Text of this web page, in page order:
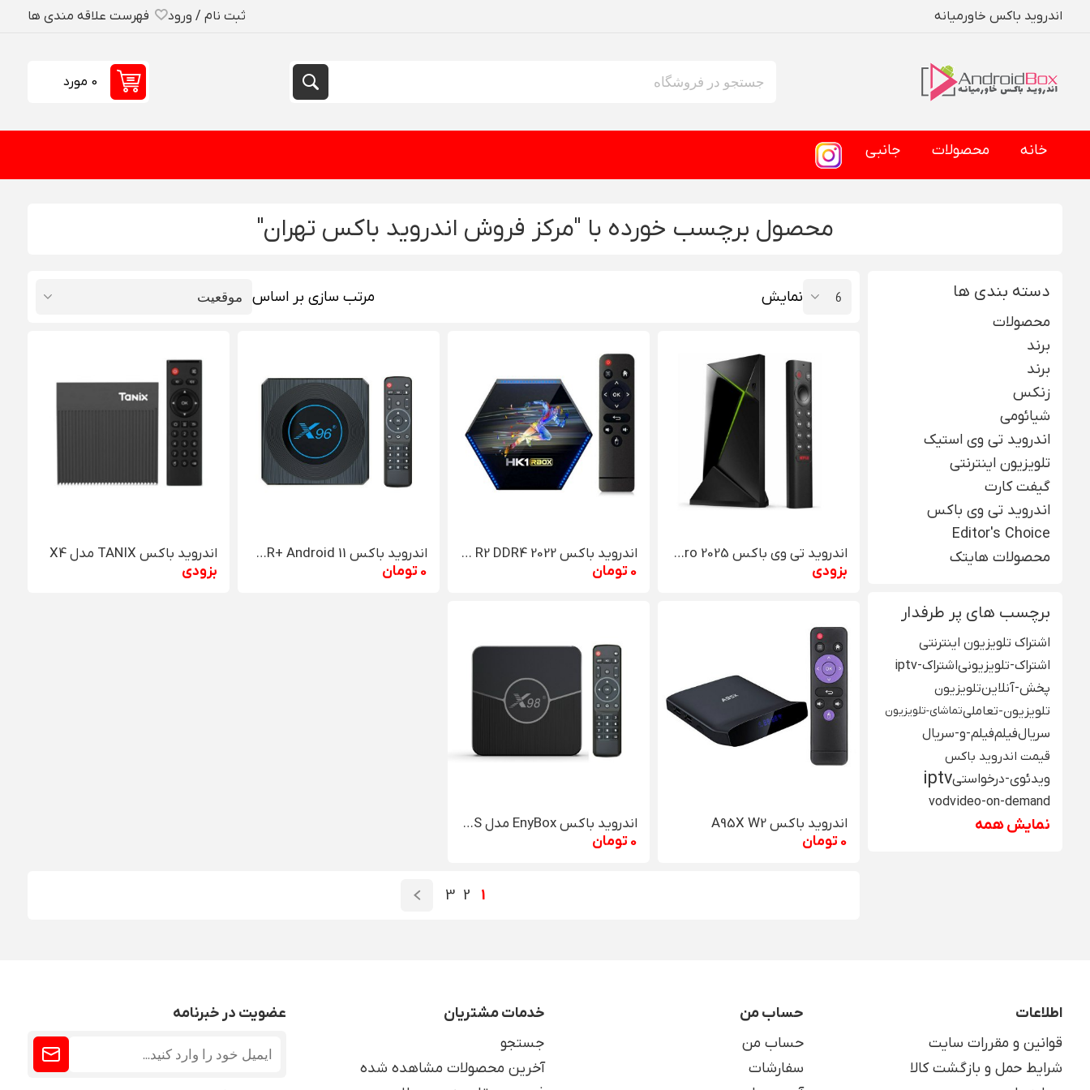
اندروید باکس خاورمیانه ثبت نام / ورود فهرست علاقه مندی ها
0 مورد
خانه محصولات جانبی
دسته بندی ها
محصولات
برند
برند
زنکس
شیائومی
اندروید تی وی استیک
تلویزیون اینترنتی
گیفت کارت
اندروید تی وی باکس
Editor's Choice
محصولات هایتک
برچسب های پر طرفدار
اشتراک تلویزیون اینترنتی
اشتراک-تلویزیونیاشتراک-iptv
پخش-آنلاینتلویزیون
تلویزیون-تعاملیتماشای-تلویزیون
سریالفیلمفیلم-و-سریال
قیمت اندروید باکس
ویدئوی-درخواستیiptv
video-on-demand
vod
نمایش همه
محصول برچسب خورده با "مرکز فروش اندروید باکس تهران"
مرتب سازی بر اساس نمایش
اندروید تی وی باکس Nvidia Shield TV Pro 2025
بزودی
اندروید باکس HK1 RBOX R2 DDR4 2022
0 تومان
اندروید باکس EnyBox X96 X4 8K HDR+ Android 11
0 تومان
اندروید باکس TANIX مدل X4
بزودی
اندروید باکس A95X W2
0 تومان
اندروید باکس EnyBox مدل X98 PLUS
0 تومان
1
2
3
اطلاعات
قوانین و مقررات سایت
شرایط حمل و بازگشت کالا
حساب من
حساب من
سفارشات
خدمات مشتریان
جستجو
آخرین محصولات مشاهده شده
عضویت در خبرنامه